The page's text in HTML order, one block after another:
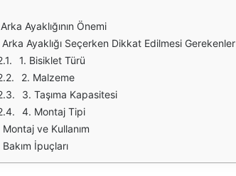
Arka Ayaklığının Önemi
Arka Ayaklığı Seçerken Dikkat Edilmesi Gerekenler
1. Bisiklet Türü
2. Malzeme
3. Taşıma Kapasitesi
4. Montaj Tipi
Montaj ve Kullanım
Bakım İpuçları